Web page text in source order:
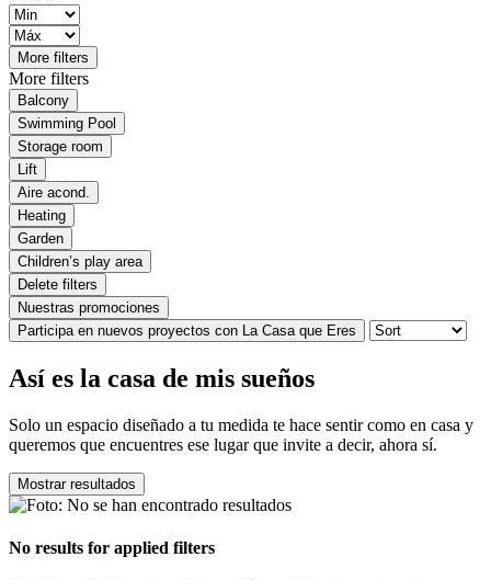
More filters
More filters
Balcony
Swimming Pool
Storage room
Lift
Aire acond.
Heating
Garden
Children’s play area
Delete filters
Nuestras promociones
Participa en nuevos proyectos con La Casa que Eres
Así es la casa de mis sueños
Solo un espacio diseñado a tu medida te hace sentir como en casa y
queremos que encuentres ese lugar que invite a decir, ahora sí.
Mostrar resultados
No results for applied filters